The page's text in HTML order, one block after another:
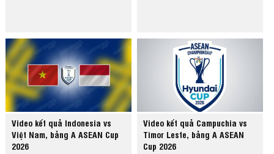
Video kết quả Indonesia vs
Việt Nam, bảng A ASEAN Cup
2026
Video kết quả Campuchia vs
Timor Leste, bảng A ASEAN
Cup 2026